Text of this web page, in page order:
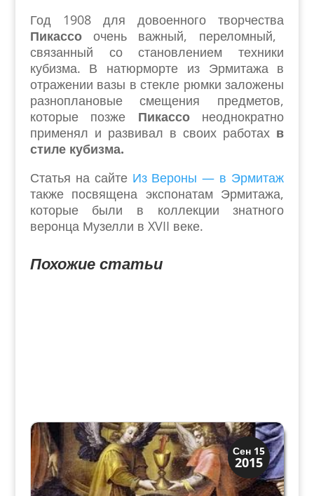
Год 1908 для довоенного творчества
Пикассоочень важный, переломный,
связанный со становлением техники
кубизма. В натюрморте из Эрмитажа в
отражении вазы в стекле рюмки заложены
разноплановые смещения предметов,
которые позже Пикассонеоднократно
применял и развивал в своих работах в
стиле кубизма.
Статья на сайте Из Вероны — в Эрмитаж
также посвящена экспонатам Эрмитажа,
которые были в коллекции знатного
веронца Музелли в XVII веке.
Похожие статьи
Сен 15
2015
История
Мифы и Библия